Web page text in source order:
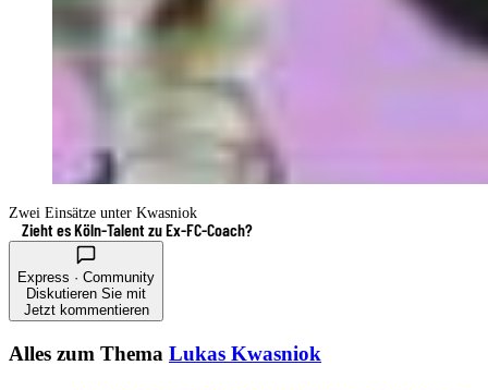
Zwei Einsätze unter Kwasniok
Zieht es Köln-Talent zu Ex-FC-Coach?
Express · Community
Diskutieren Sie mit
Jetzt kommentieren
Alles zum Thema Lukas Kwasniok